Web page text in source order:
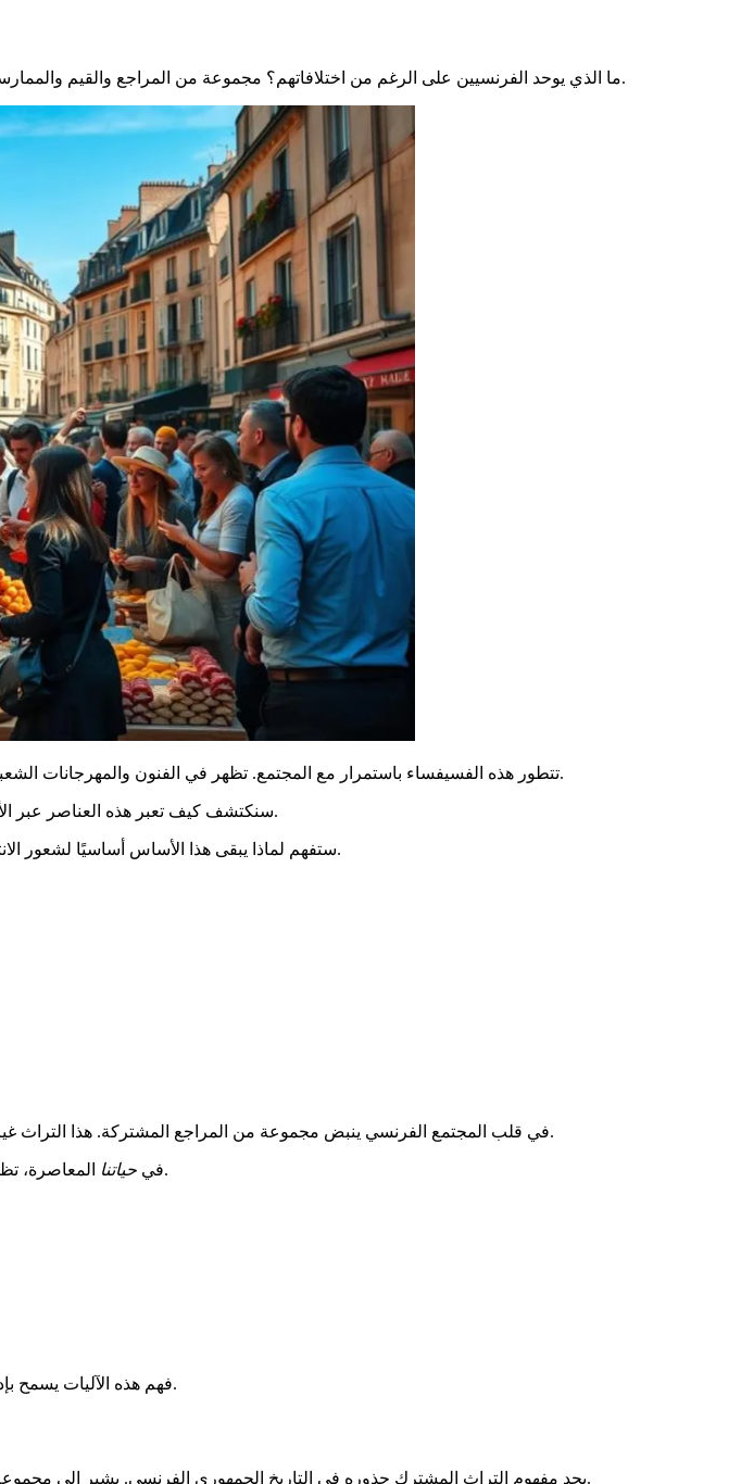
ما الذي يوحد الفرنسيين على الرغم من اختلافاتهم؟ مجموعة من المراجع والقيم. هذا التراث غير المادي يخلق روابط وهوية جماعية قوية.
تتطور هذه الفسيفساء باستمرار مع المجتمع. تظهر في الفنون والمهرجانات الشعبية والتراث التاريخي. اليوم، تجد أيضًا أشكالًا جديدة من التعبير، لا سيما على وسائل التواصل الاجتماعي.
سنكتشف كيف تعبر هذه العناصر عبر الأجيال. من الأصول التاريخية إلى الاتجاهات الأكثر حداثة، تكشف هذه الاستكشافات عن مشهد ديناميكي.
ستفهم لماذا يبقى هذا الأساس أساسيًا لشعور الانتماء. إنه يؤثر على اختيارات حياتنا وتفاعلاتنا اليومية، بينما يتغنى بالتوترات الإبداعية بين التقليد والابتكار.
في قلب المجتمع الفرنسي ينبض مجموعة من المراجع المشتركة. هذا التراث غير.
في حياتنا المعاصرة، في كل مكان. يمكن العثور عليها في المتاحف الشهيرة وكذلك في المهرجانات الشعبية.
فهم هذه الآليات يسمحالحالي. هذه المقدمة تفتح الطريق لاستكشاف عميق للتعبيرات المعاصرة.
يجد مفهوم التراث المشترك جذوره في التاريخ الجمهوري الفرنسي. يشير إلى مجموعة المعارف والممارسات التي يتشاركها أعضاء المجتمع. هذا الأساس يخلق لغة ورموزًا مشتركة موحدة.